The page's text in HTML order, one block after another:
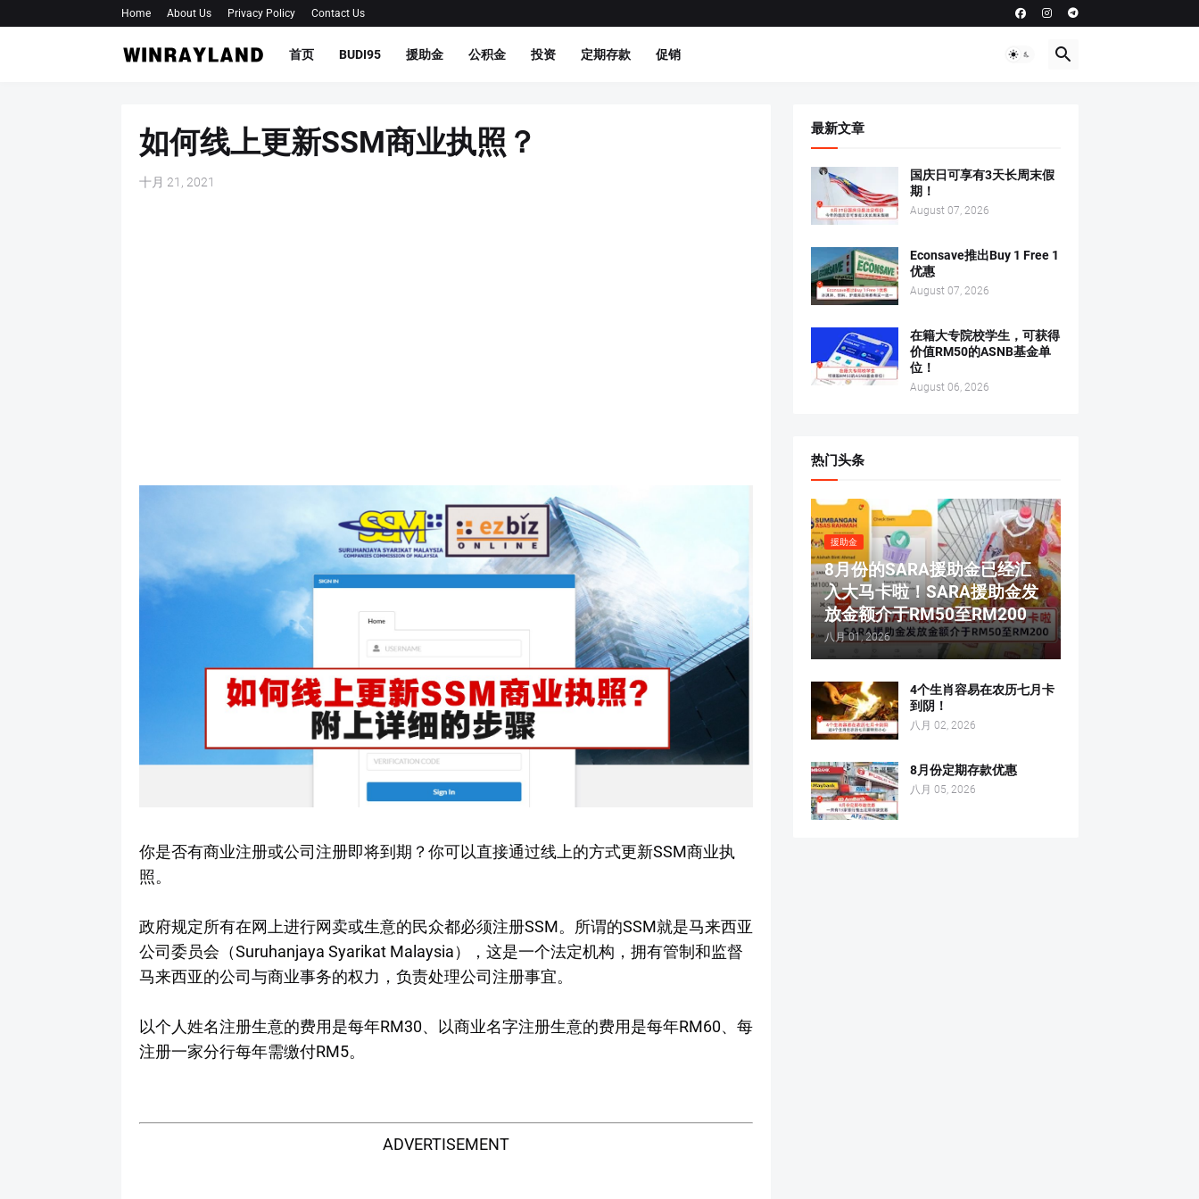
Home About Us Privacy Policy Contact Us
首页 BUDI95 援助金 公积金 投资 定期存款 促销
如何线上更新SSM商业执照？
十月 21, 2021
你是否有商业注册或公司注册即将到期？你可以直接通过线上的方式更新SSM商业执
照。
政府规定所有在网上进行网卖或生意的民众都必须注册SSM。所谓的SSM就是马来西亚
公司委员会（Suruhanjaya Syarikat Malaysia），这是一个法定机构，拥有管制和监督
马来西亚的公司与商业事务的权力，负责处理公司注册事宜。
以个人姓名注册生意的费用是每年RM30、以商业名字注册生意的费用是每年RM60、每
注册一家分行每年需缴付RM5。
ADVERTISEMENT
最新文章
国庆日可享有3天长周末假
期！
August 07, 2026
Econsave推出Buy 1 Free 1
优惠
August 07, 2026
在籍大专院校学生，可获得
价值RM50的ASNB基金单
位！
August 06, 2026
热门头条
援助金
8月份的SARA援助金已经汇
入大马卡啦！SARA援助金发
放金额介于RM50至RM200
八月 01, 2026
4个生肖容易在农历七月卡
到阴！
八月 02, 2026
8月份定期存款优惠
八月 05, 2026